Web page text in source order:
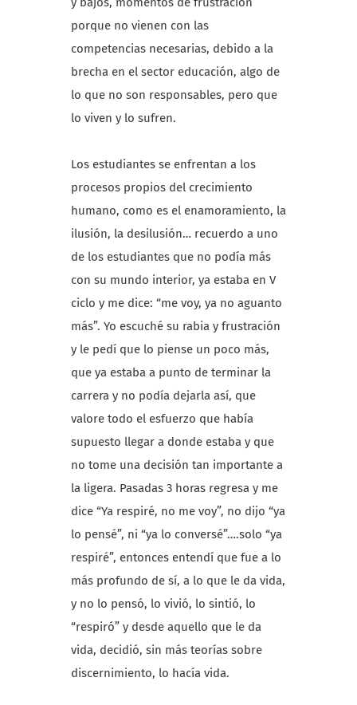
porque no vienen con las
competencias necesarias, debido a la
brecha en el sector educación, algo de
lo que no son responsables, pero que
lo viven y lo sufren.
Los estudiantes se enfrentan a los
procesos propios del crecimiento
humano, como es el enamoramiento, la
ilusión, la desilusión… recuerdo a uno
de los estudiantes que no podía más
con su mundo interior, ya estaba en V
ciclo y me dice: “me voy, ya no aguanto
más”. Yo escuché su rabia y frustración
y le pedí que lo piense un poco más,
que ya estaba a punto de terminar la
carrera y no podía dejarla así, que
valore todo el esfuerzo que había
supuesto llegar a donde estaba y que
no tome una decisión tan importante a
la ligera. Pasadas 3 horas regresa y me
dice “Ya respiré, no me voy”, no dijo “ya
lo pensé”, ni “ya lo conversé”….solo “ya
respiré”, entonces entendí que fue a lo
más profundo de sí, a lo que le da vida,
y no lo pensó, lo vivió, lo sintió, lo
“respiró” y desde aquello que le da
vida, decidió, sin más teorías sobre
discernimiento, lo hacía vida.